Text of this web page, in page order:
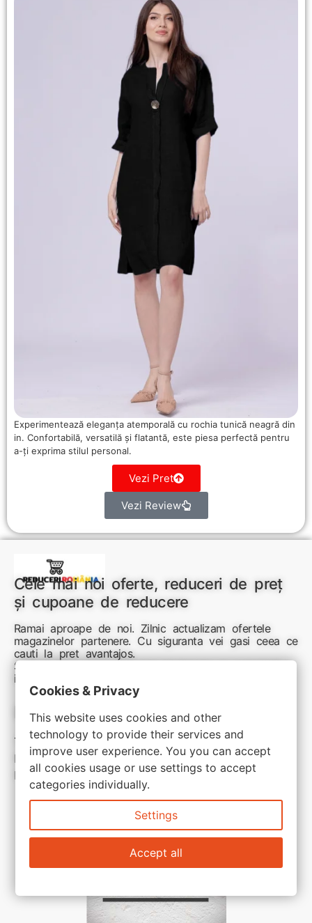
Experimentează eleganța atemporală cu rochia tunică neagră din
in. Confortabilă, versatilă și flatantă, este piesa perfectă pentru
a-ți exprima stilul personal.
Vezi Pret
Vezi Review
Cele mai noi oferte, reduceri de preț
și cupoane de reducere
Ramai aproape de noi. Zilnic actualizam ofertele
magazinelor partenere. Cu siguranta vei gasi ceea ce
cauti la pret avantajos.
Sunteti aici pentru reduceri inteligente si cumpărături
inspirate
Link-uri utile:
Termeni si conditii
Politica de confidentialitate
Politica de cookie
Cookies & Privacy
This website uses cookies and other
technology to provide their services and
improve user experience. You you can accept
all cookies usage or use settings to accept
categories individually.
Settings
Accept all